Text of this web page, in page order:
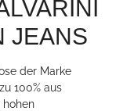
JEANS
der Marke
100% aus